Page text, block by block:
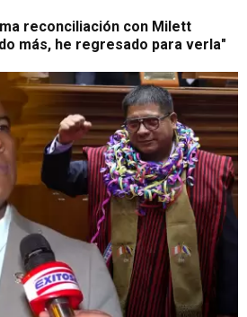
reconciliación con Milett
más, he regresado para verla"